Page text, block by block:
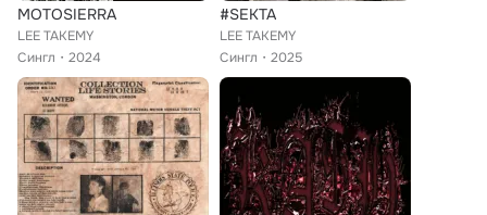
MOTOSIERRA
LEE TAKEMY
Сингл
2024
#SEKTA
LEE TAKEMY
Сингл
2025